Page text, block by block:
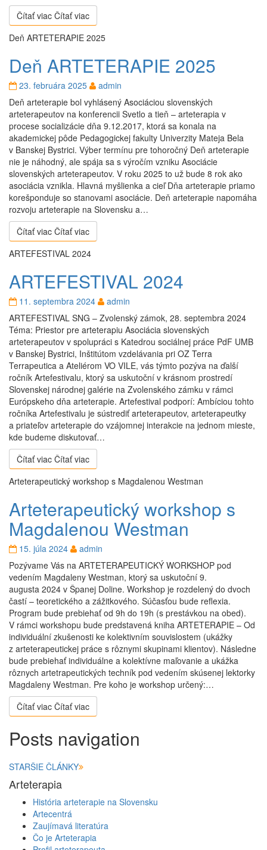
Čítať viac Čítať viac
Deň ARTETERAPIE 2025
Deň ARTETERAPIE 2025
23. februára 2025
admin
Deň arteterapie bol vyhlásený Asociáciou slovenských
arteterapeutov na konferencii Svetlo a tieň – arteterapia v
procese socializácie dňa 9.12.2017, ktorá sa konala na
akademickej pôde Pedagogickej fakulty Univerzity Mateja Bela
v Banskej Bystrici. Výber termínu pre tohoročný Deň arteterapie
nie je náhodný, ale spája sa s výročím vzniku Asociácie
slovenských arteterapeutov. V roku 2025 to už bude 8 rok ako
asociácia vznikla. Hlavná myšlienka a cieľ Dňa arteterapie priamo
korešponduje so stanovami asociácie. Deň arteterapie napomáha
rozvoju arteterapie na Slovensku a…
Čítať viac Čítať viac
ARTEFESTIVAL 2024
ARTEFESTIVAL 2024
11. septembra 2024
admin
ARTEFESTIVAL SNG – Zvolenský zámok, 28. septembra 2024
Téma: Priestor pre arteterapiu Asociácia slovenských
arteterapeutov v spolupráci s Katedrou sociálnej práce PdF UMB
v Banskej Bystrici, Inštitútom vzdelávania pri OZ Terra
Terrapeutica a Ateliérom VO VILE, vás týmto pozýva na ďalší
ročník Artefestivalu, ktorý sa uskutoční v krásnom prostredí
Slovenskej národnej galérie na Zvolenského zámku v rámci
Európskeho dňa arteterapie. Artefestival podporí: Ambíciou tohto
ročníka Artefestivalu je sústrediť arteterapeutov, arteterapeutky
a priateľov arteterapie do vzájomnej interakcie na jednom mieste,
kde budeme diskutovať…
Čítať viac Čítať viac
Arteterapeutický workshop s Magdalenou Westman
Arteterapeutický workshop s
Magdalenou Westman
15. júla 2024
admin
Pozývame Vás na ARTETERAPEUTICKÝ WORKSHOP pod
vedením Magdaleny Westman, ktorý sa uskutoční 9.
augusta 2024 v Španej Doline. Workshop je rozdelený do dvoch
častí – teoretického a zážitkového. Súčasťou bude reflexia.
Program bude prebiehať od 9h do 19h (s prestávkou na obed).
V rámci workshopu bude predstavená kniha ARTETERAPIE – Od
individuální zkušenosti ke kolektivním souvislostem (ukážky
z arteterapeutickej práce s rôznymi skupinami klientov). Následne
bude prebiehať individuálne a kolektívne maľovanie a ukážka
rôznych artetrapeutických techník pod vedením skúsenej lektorky
Magdaleny Westman. Pre koho je workshop určený:…
Čítať viac Čítať viac
Posts navigation
STARŠIE ČLÁNKY
Arteterapia
História arteterapie na Slovensku
Artecentrá
Zaujímavá literatúra
Čo je Arteterapia